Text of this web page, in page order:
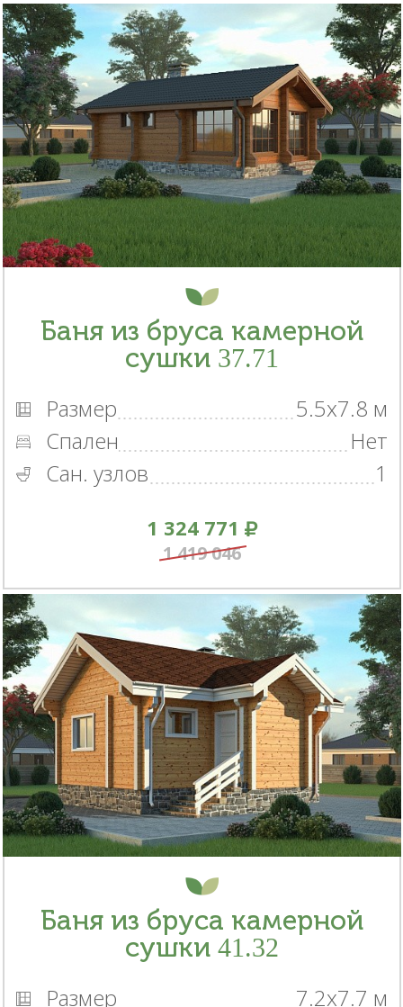
Баня из бруса камерной
сушки 37.71
Размер
5.5x7.8 м
Спален
Нет
Сан. узлов
1
1 324 771
1 419 046
Баня из бруса камерной
сушки 41.32
Размер 7.2x7.7 м